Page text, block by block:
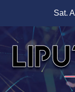
content
Sat.